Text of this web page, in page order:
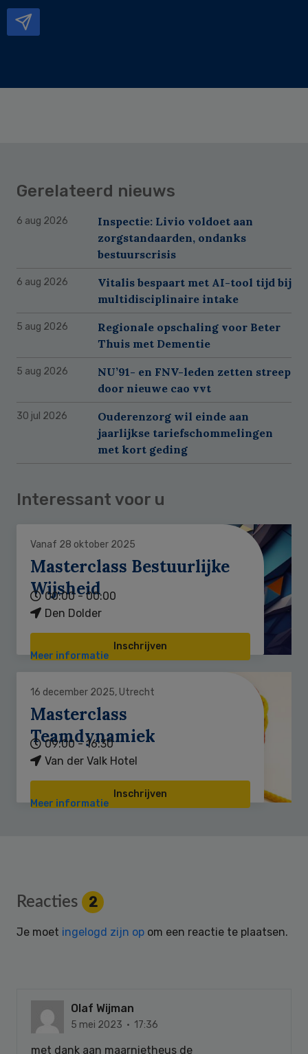
Gerelateerd nieuws
6 aug 2026
Inspectie: Livio voldoet aan
zorgstandaarden, ondanks
bestuurscrisis
6 aug 2026
Vitalis bespaart met AI-tool tijd bij
multidisciplinaire intake
5 aug 2026
Regionale opschaling voor Beter
Thuis met Dementie
5 aug 2026
NU’91- en FNV-leden zetten streep
door nieuwe cao vvt
30 jul 2026
Ouderenzorg wil einde aan
jaarlijkse tariefschommelingen
met kort geding
Interessant voor u
Vanaf 28 oktober 2025
Masterclass Bestuurlijke
Wijsheid
00:00 - 00:00
Den Dolder
Inschrijven
Meer informatie
16 december 2025, Utrecht
Masterclass
Teamdynamiek
09:00 - 16:30
Van der Valk Hotel
Inschrijven
Meer informatie
Reader
Interactions
Reacties 2
Je moet ingelogd zijn op om een reactie te plaatsen.
Olaf Wijman
5 mei 2023 · 17:36
met dank aan maarnietheus de